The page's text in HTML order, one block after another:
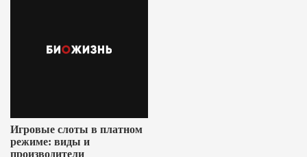
Игровые слоты в платном
режиме: виды и
производители